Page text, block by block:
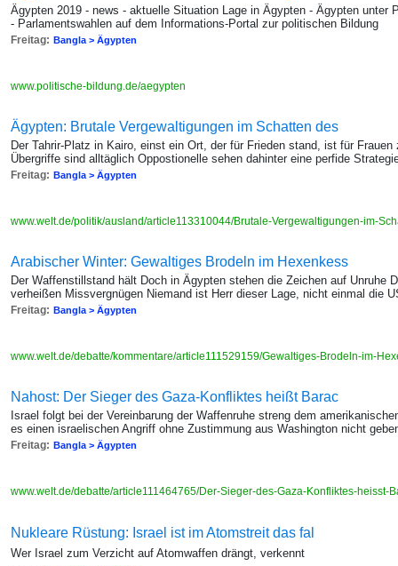
Ägypten 2019 - news - aktuelle Situation Lage in Ägypten - Ägypten unter
- Parlamentswahlen auf dem Informations-Portal zur politischen Bildung
Freitag: Bangla > Ägypten
www.politische-bildung.de/aegypten
Ägypten: Brutale Vergewaltigungen im Schatten des
Der Tahrir-Platz in Kairo, einst ein Ort, der für Frieden stand, ist für
Übergriffe sind alltäglich Oppostionelle sehen dahinter eine perfide
Freitag: Bangla > Ägypten
www.welt.de/politik/ausland/article113310044/Brutale-Vergewaltigungen-im-
Arabischer Winter: Gewaltiges Brodeln im Hexenkess
Der Waffenstillstand hält Doch in Ägypten stehen die Zeichen auf Unruhe
verheißen Missvergnügen Niemand ist Herr dieser Lage, nicht einmal die
Freitag: Bangla > Ägypten
www.welt.de/debatte/kommentare/article111529159/Gewaltiges-Brodeln-im-
Nahost: Der Sieger des Gaza-Konfliktes heißt Barac
Israel folgt bei der Vereinbarung der Waffenruhe streng dem
es einen israelischen Angriff ohne Zustimmung aus Washington nicht
Freitag: Bangla > Ägypten
www.welt.de/debatte/article111464765/Der-Sieger-des-Gaza-Konfliktes-heisst-
Nukleare Rüstung: Israel ist im Atomstreit das fal
Wer Israel zum Verzicht auf Atomwaffen drängt, verkennt